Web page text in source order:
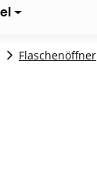
Flaschenöffner